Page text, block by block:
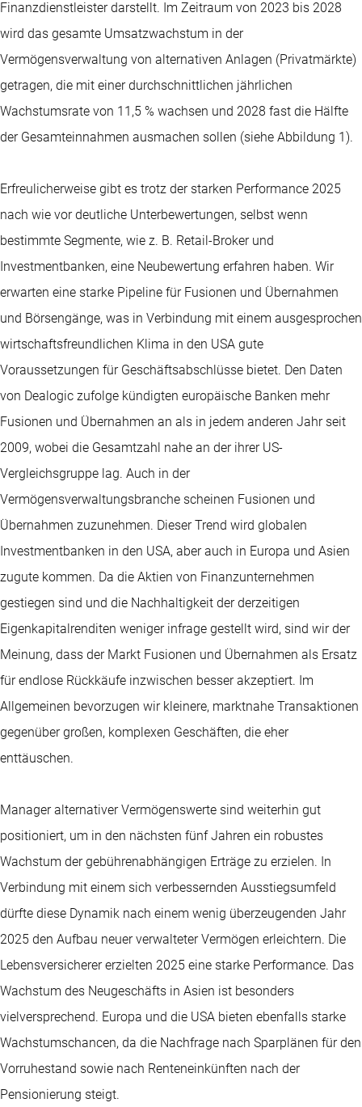
Finanzdienstleister darstellt. Im Zeitraum von 2023 bis 2028
wird das gesamte Umsatzwachstum in der
Vermögensverwaltung von alternativen Anlagen (Privatmärkte)
getragen, die mit einer durchschnittlichen jährlichen
Wachstumsrate von 11,5 % wachsen und 2028 fast die Hälfte
der Gesamteinnahmen ausmachen sollen (siehe Abbildung 1).
Erfreulicherweise gibt es trotz der starken Performance 2025
nach wie vor deutliche Unterbewertungen, selbst wenn
bestimmte Segmente, wie z. B. Retail-Broker und
Investmentbanken, eine Neubewertung erfahren haben. Wir
erwarten eine starke Pipeline für Fusionen und Übernahmen
und Börsengänge, was in Verbindung mit einem ausgesprochen
wirtschaftsfreundlichen Klima in den USA gute
Voraussetzungen für Geschäftsabschlüsse bietet. Den Daten
von Dealogic zufolge kündigten europäische Banken mehr
Fusionen und Übernahmen an als in jedem anderen Jahr seit
2009, wobei die Gesamtzahl nahe an der ihrer US-
Vergleichsgruppe lag. Auch in der
Vermögensverwaltungsbranche scheinen Fusionen und
Übernahmen zuzunehmen. Dieser Trend wird globalen
Investmentbanken in den USA, aber auch in Europa und Asien
zugute kommen. Da die Aktien von Finanzunternehmen
gestiegen sind und die Nachhaltigkeit der derzeitigen
Eigenkapitalrenditen weniger infrage gestellt wird, sind wir der
Meinung, dass der Markt Fusionen und Übernahmen als Ersatz
für endlose Rückkäufe inzwischen besser akzeptiert. Im
Allgemeinen bevorzugen wir kleinere, marktnahe Transaktionen
gegenüber großen, komplexen Geschäften, die eher
enttäuschen.
Manager alternativer Vermögenswerte sind weiterhin gut
positioniert, um in den nächsten fünf Jahren ein robustes
Wachstum der gebührenabhängigen Erträge zu erzielen. In
Verbindung mit einem sich verbessernden Ausstiegsumfeld
dürfte diese Dynamik nach einem wenig überzeugenden Jahr
2025 den Aufbau neuer verwalteter Vermögen erleichtern. Die
Lebensversicherer erzielten 2025 eine starke Performance. Das
Wachstum des Neugeschäfts in Asien ist besonders
vielversprechend. Europa und die USA bieten ebenfalls starke
Wachstumschancen, da die Nachfrage nach Sparplänen für den
Vorruhestand sowie nach Renteneinkünften nach der
Pensionierung steigt.